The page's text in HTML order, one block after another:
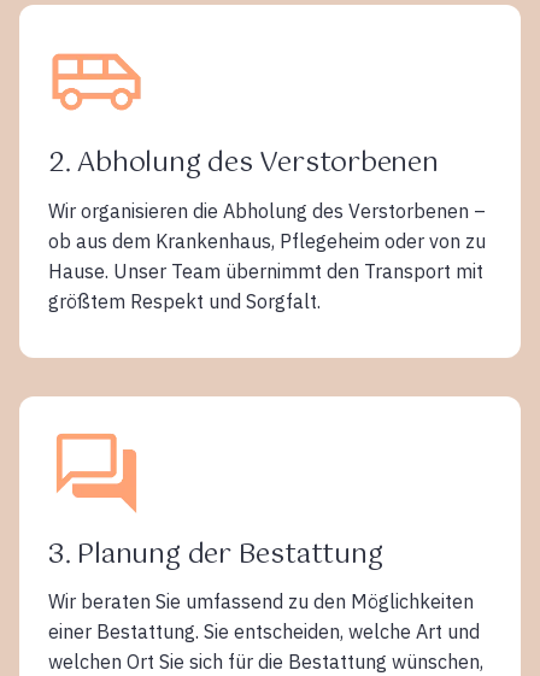
2. Abholung des Verstorbenen
Wir organisieren die Abholung des Verstorbenen –
ob aus dem Krankenhaus, Pflegeheim oder von zu
Hause. Unser Team übernimmt den Transport mit
größtem Respekt und Sorgfalt.
3. Planung der Bestattung
Wir beraten Sie umfassend zu den Möglichkeiten
einer Bestattung. Sie entscheiden, welche Art und
welchen Ort Sie sich für die Bestattung wünschen,